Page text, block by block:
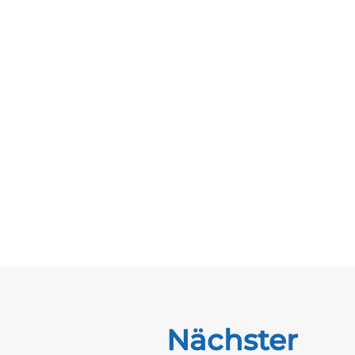
Nächster